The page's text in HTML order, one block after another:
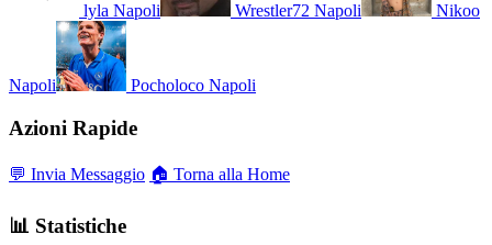
lyla Napoli Wrestler72 Napoli Nikoo
Napoli Pocholoco Napoli
Azioni Rapide
💬 Invia Messaggio 🏠 Torna alla Home
📊 Statistiche